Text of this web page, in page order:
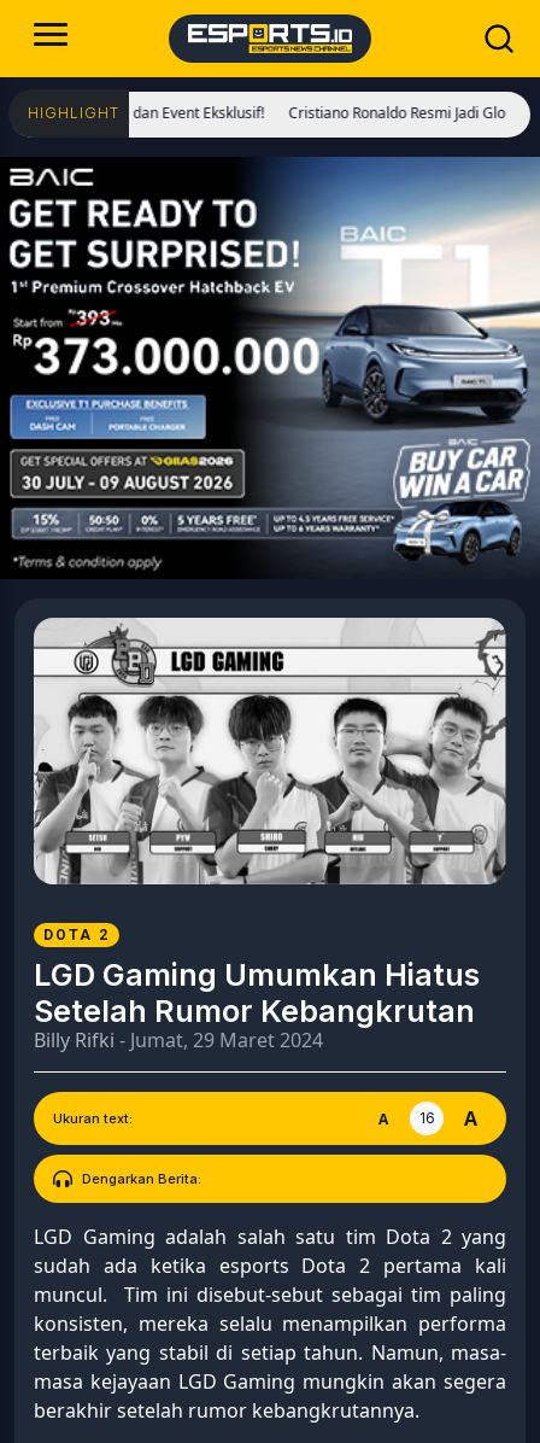
HIGHLIGHT
Khusus, dan Event Eksklusif! Cristiano Ronaldo Resmi Jadi Global
DOTA 2
LGD Gaming Umumkan Hiatus
Setelah Rumor Kebangkrutan
Billy Rifki - Jumat, 29 Maret 2024
Ukuran text: A 16 A
Dengarkan Berita:
LGD Gaming adalah salah satu tim Dota 2 yang
sudah ada ketika esports Dota 2 pertama kali
muncul. Tim ini disebut-sebut sebagai tim paling
konsisten, mereka selalu menampilkan performa
terbaik yang stabil di setiap tahun. Namun, masa-
masa kejayaan LGD Gaming mungkin akan segera
berakhir setelah rumor kebangkrutannya.